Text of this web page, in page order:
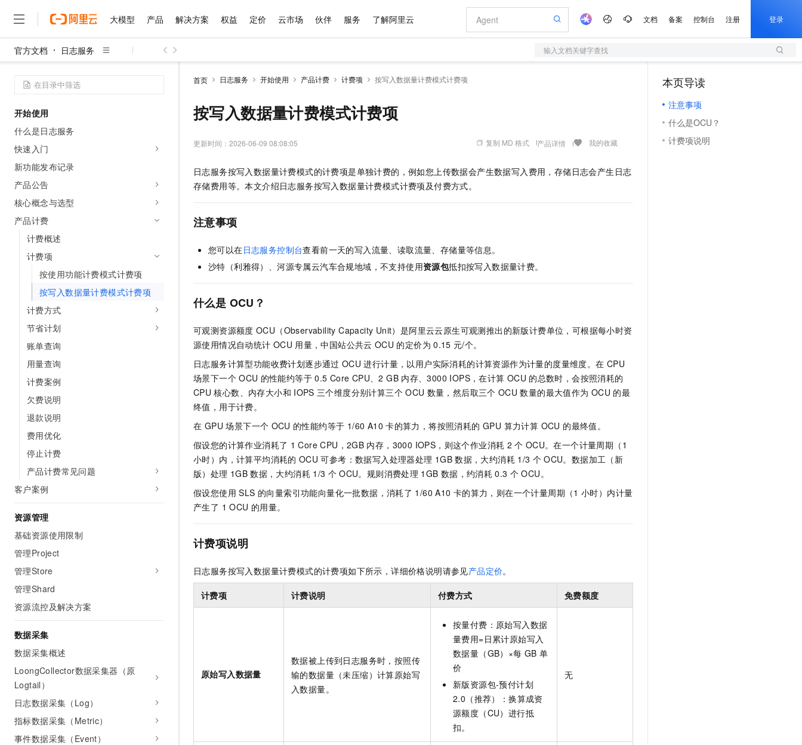
大模型 产品 解决方案 权益 定价 云市场 伙伴 服务 了解阿里云 文档 备案 控制台 注册 登录
官方文档 日志服务 输入文档关键字查找
开始使用
什么是日志服务
快速入门
新功能发布记录
产品公告
核心概念与选型
产品计费
计费概述
计费项
按使用功能计费模式计费项
按写入数据量计费模式计费项
计费方式
节省计划
账单查询
用量查询
计费案例
欠费说明
退款说明
费用优化
停止计费
产品计费常见问题
客户案例
资源管理
基础资源使用限制
管理Project
管理Store
管理Shard
资源流控及解决方案
数据采集
数据采集概述
LoongCollector数据采集器（原
Logtail）
日志数据采集（Log）
指标数据采集（Metric）
事件数据采集（Event）
首页 日志服务 开始使用 产品计费 计费项 按写入数据量计费模式计费项
按写入数据量计费模式计费项
更新时间： 2026-06-09 08:08:05 复制 MD 格式 产品详情 我的收藏
日志服务按写入数据量计费模式的计费项是单独计费的，例如您上传数据会产生数据写入费用，存储日志会产生日志
存储费用等。本文介绍日志服务按写入数据量计费模式计费项及付费方式。
注意事项
您可以在日志服务控制台查看前一天的写入流量、读取流量、存储量等信息。
沙特（利雅得） 、河源专属云汽车合规地域，不支持使用资源包抵扣按写入数据量计费。
什么是 OCU？
可观测资源额度 OCU（Observability Capacity Unit）是阿里云云原生可观测推出的新版计费单位，可根据每小时资
源使用情况自动统计 OCU 用量 ，中国站公共云 OCU 的定价为 0.15 元/个。
日志服务计算型功能收费计划逐步通过 OCU 进行计量，以用户实际消耗的计算资源作为计量的度量维度。在 CPU
场景下一个 OCU 的性能约等于 0.5 Core CPU、2 GB 内存、3000 IOPS，在计算 OCU 的总数时，会按照消耗的
CPU 核心数、内存大小和 IOPS 三个维度分别计算三个 OCU 数量，然后取三个 OCU 数量的最大值作为 OCU 的最
终值，用于计费。
在 GPU 场景下一个 OCU 的性能约等于 1/60 A10 卡的算力，将按照消耗的 GPU 算力计算 OCU 的最终值。
假设您的计算作业消耗了 1 Core CPU，2GB 内存，3000 IOPS，则这个作业消耗 2 个 OCU。在一个计量周期（1
小时）内，计算平均消耗的 OCU 可参考：数据写入处理器处理 1GB 数据，大约消耗 1/3 个 OCU。数据加工（新
版）处理 1GB 数据，大约消耗 1/3 个 OCU。规则消费处理 1GB 数据，约消耗 0.3 个 OCU。
假设您使用 SLS 的向量索引功能向量化一批数据，消耗了 1/60 A10 卡的算力，则在一个计量周期（1 小时）内计量
产生了 1 OCU 的用量。
计费项说明
日志服务按写入数据量计费模式的计费项如下所示，详细价格说明请参见产品定价。
计费项 计费说明 付费方式 免费额度
原始写入数据量
数据被上传到日志服务时，按照传
输的数据量（未压缩）计算原始写
入数据量。
按量付费：原始写入数据
量费用=日累计原始写入
数据量（GB）×每 GB 单
价
新版资源包-预付计划
2.0（推荐）
：换算成资
源额度（CU）进行抵
扣。
无
本页导读
注意事项
什么是OCU？
计费项说明
大模型
千问AI平台
Qwen3.8-Max HOT
Qwen3.7-Plus
视觉 Coding、空间感知、多模态思考等全面升级
Kimi-K3 NEW
1M上下文，专为长程任务能力而生
千问AI平台-Token Plan NEW
个人版上线、团队版降价；千问3.8-Max首发发尝鲜
千问AI平台-模型体验
在线体验全尺寸、多种模态的模型效果
新一代 AI 视频生成模型，深度适配广告营销等场景
大模型服务平台百炼-应用模版
丰富多元化的应用模版和解决方案
大模型服务平台百炼-智能体
灵活可视化地构建企业级 Agent
AI Native 的算法工程平台，一站式完成建模、训练、推理服务部署
万有无界
企业级人与Agent协作平台，接入和调度多个数字员工
云端极速 AI 应用创作平台
大模型解决方案
快速部署 Dify，高效搭建 AI 应用
10 分钟在聊天系统中增加一个 AI 助手
产品
精选产品
计算
容器
存储
网络与CDN
安全
中间件
数据库
大数据计算
媒体服务
企业服务与云通信
终端用户计算
Serverless
迁移与运维管理
专有云
精选产品
大模型服务与应用平台
多元化、高性能、安全可靠的大模型服务
无影云电脑
随时随地安全接入的云上超级电脑
面向分析的企业级SaaS模式云数据仓库
提供智能易用的域名与建站服务
人工智能平台 PAI
一站式AI开发、训练和推理服务
提供一站式管理容器应用的 K8s 服务
全托管，含MySQL、PostgreSQL、SQL Server、MariaDB多引擎
Qoder
面向真实软件的智能体编程平台
云原生的云上边界网络安全防护产品
轻量应用服务器
数字证书管理服务（原SSL证书）
实现全站HTTPS，呈现可信的WEB访问
解决方案
精选解决方案
互联网应用开发
大数据
安全
网络
可观测
上云与迁云
企业出海
精选解决方案
上传文档即自动完成翻译和格式还原
Hermes Agent，打造自进化智能体
自主进化，持久记忆，越用越聪明
5 分钟轻松部署专属 QwenPaw
从聊天伙伴进化为能主动干活的本地数字员工
一键购买专属联机服务器，轻松开启游戏
高效搭建 AI 智能体与工作流应用
通过阿里云百炼高效搭建AI应用,助力高效开发
Agency Agents：拥有专属领域专家
HappyHorse 打造一站式影视创作平台
权益 普惠上云
云服务器38元/年起，超值低价云产品抢先购
推荐新用户得奖励，单订单最高返9万
云工开物
高校专属算力普惠，学生认证享300元代金券
免费试用
最高领取价值200元试用点，立即开启云上创新
产品新客免费试用，最长12个月
大模型ACA认证体验
助力企业全员 AI 认知与能力提升
AI 特惠
至高享 1亿+免费 tokens，加速 Al 应用落地
Token Plan 模型订阅计划 NEW
Qwen3.8-Max 首发尝鲜，限时加量 10 倍，夜间低至2折
送.CN域名，送备案服务码
AI 场景体验
从图文生成到视频创作，一键激活电商全链路生产力
AI 广告创作
图文、视频一站生成，高效打造优质广告素材
AI助力短剧漫剧创作，剧本、分镜、视频高效生成
自动承接线索、识别商机，让客服更高效、服务更出色。
AI 活动
AI 生产力先锋
先锋实践拓展 AI 生产力的边界
飞天发布时刻
所见，即是所愿
定价 产品定价
了解云产品的定价详情
云上成本管理
管理和优化成本
价格计算器
自助选配和估算价格
价格优势
配置报价器
阿里云 OPC 创新助力计划
Token 补贴，五大权
益加速 OPC 成功
云市场 精选商城
多端小程序
观测云
蓝凌 OA
畅捷通
AI空中课堂在线直播课堂（旗舰版）
生态解决方案
行业生态解决方案
开发者生态解决方案
AI 开发和 AI 应用解决方案
数据与 API
手机三要素
OCR 文字识别
OA 办公系统
财税管理
400电话
基础软件
JAVA
Ubuntu
模板建站
定制建站
定制小程序
APP 开发
建站系统
专业服务
伙伴 成为销售伙伴
咨询伙伴
销售伙伴合作计划
无影生态合作计划
Salesforce On Alibaba Cloud
AI 大模型销售与服务生态合作计划
成为产品伙伴
产品生态伙伴
产品伙伴合作计划
云网络合作计划
成为服务伙伴
服务生态伙伴
服务伙伴合作计划
Al MaaS 服务伙伴赋能合作
伙伴信用分合作计划
更多支持
服务 售前咨询
售后服务
自助服务
在线服务
工单服务
短信专区
企业增值服务
专家技术服务
企业成长
服务实践
阿里云认证
信息公告
开发者社区
了解阿里云 为什么选择阿里云
技术领先
分析师报告
入门学习赛
最佳实践
云上奥运之旅
看见新力量
市场活动
高校合作
云工开物
加入我们
校园招聘